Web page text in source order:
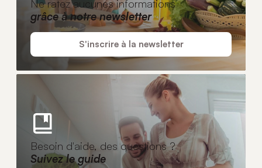
Ne ratez aucunes informations
grâce à notre newsletter
S'inscrire à la newsletter
Besoin d'aide, des questions ?
Suivez le guide